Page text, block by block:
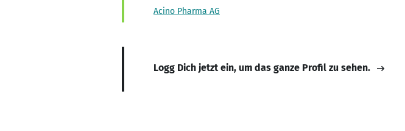
Acino Pharma AG
Logg Dich jetzt ein, um das ganze Profil zu sehen.